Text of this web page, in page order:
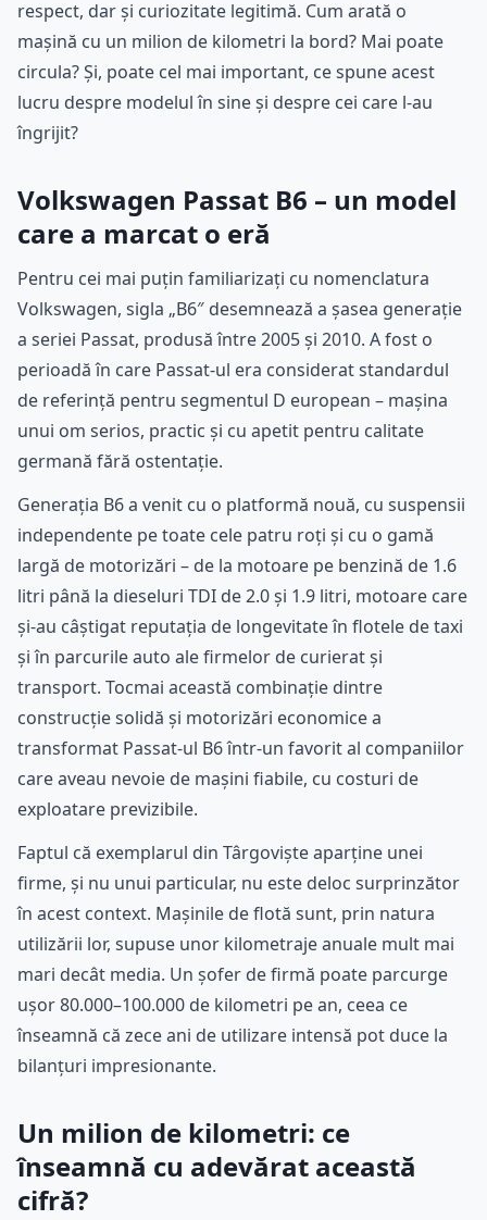
respect, dar și curiozitate legitimă. Cum arată o
mașină cu un milion de kilometri la bord? Mai poate
circula? Și, poate cel mai important, ce spune acest
lucru despre modelul în sine și despre cei care l-au
îngrijit?
Volkswagen Passat B6 – un model
care a marcat o eră
Pentru cei mai puțin familiarizați cu nomenclatura
Volkswagen, sigla „B6″ desemnează a șasea generație
a seriei Passat, produsă între 2005 și 2010. A fost o
perioadă în care Passat-ul era considerat standardul
de referință pentru segmentul D european – mașina
unui om serios, practic și cu apetit pentru calitate
germană fără ostentație.
Generația B6 a venit cu o platformă nouă, cu suspensii
independente pe toate cele patru roți și cu o gamă
largă de motorizări – de la motoare pe benzină de 1.6
litri până la dieseluri TDI de 2.0 și 1.9 litri, motoare care
și-au câștigat reputația de longevitate în flotele de taxi
și în parcurile auto ale firmelor de curierat și
transport. Tocmai această combinație dintre
construcție solidă și motorizări economice a
transformat Passat-ul B6 într-un favorit al companiilor
care aveau nevoie de mașini fiabile, cu costuri de
exploatare previzibile.
Faptul că exemplarul din Târgoviște aparține unei
firme, și nu unui particular, nu este deloc surprinzător
în acest context. Mașinile de flotă sunt, prin natura
utilizării lor, supuse unor kilometraje anuale mult mai
mari decât media. Un șofer de firmă poate parcurge
ușor 80.000–100.000 de kilometri pe an, ceea ce
înseamnă că zece ani de utilizare intensă pot duce la
bilanțuri impresionante.
Un milion de kilometri: ce
înseamnă cu adevărat această
cifră?